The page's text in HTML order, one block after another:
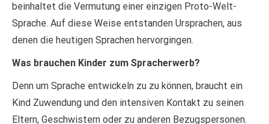
beinhaltet die Vermutung einer einzigen Proto-Welt-
Sprache. Auf diese Weise entstanden Ursprachen, aus
denen die heutigen Sprachen hervorgingen.
Was brauchen Kinder zum Spracherwerb?
Denn um Sprache entwickeln zu zu können, braucht ein
Kind Zuwendung und den intensiven Kontakt zu seinen
Eltern, Geschwistern oder zu anderen Bezugspersonen.